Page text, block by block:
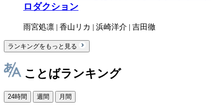
ロダクション
雨宮処凛 | 香山リカ | 浜崎洋介 | 吉田徹
ランキングをもっと見る
ことばランキング
24時間 週間 月間